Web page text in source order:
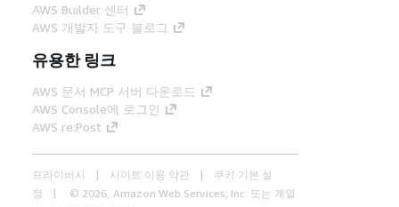
AWS Builder 센터
AWS 개발자 도구 블로그
유용한 링크
AWS 문서 MCP 서버 다운로드
AWS Console에 로그인
AWS re:Post
프라이버시 사이트 이용 약관
쿠키 기본 설
정
© 2026, Amazon Web Services, Inc. 또는 계열